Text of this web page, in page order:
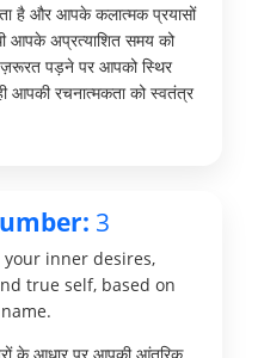
है और आपके कलात्मक प्रयासों
आपके अप्रत्याशित समय को
ज़रूरत पड़ने पर आपको स्थिर
आपकी रचनात्मकता को स्वतंत्र
3
your inner desires,
true self, based on